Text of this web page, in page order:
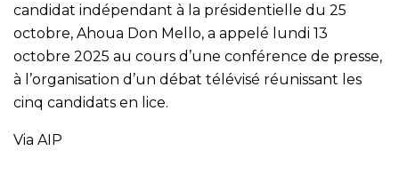
candidat indépendant à la présidentielle du 25
octobre, Ahoua Don Mello, a appelé lundi 13
octobre 2025 au cours d’une conférence de presse,
à l’organisation d’un débat télévisé réunissant les
cinq candidats en lice.
Via AIP